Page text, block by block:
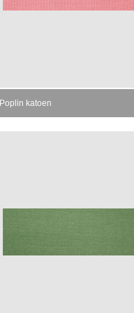
Poplin katoen